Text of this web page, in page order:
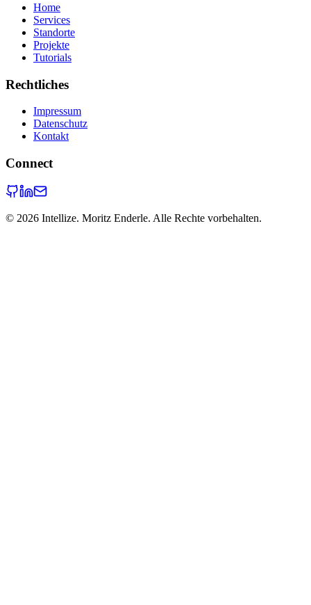
Home
Services
Standorte
Projekte
Tutorials
Rechtliches
Impressum
Datenschutz
Kontakt
Connect
© 2026 Intellize. Moritz Enderle. Alle Rechte vorbehalten.